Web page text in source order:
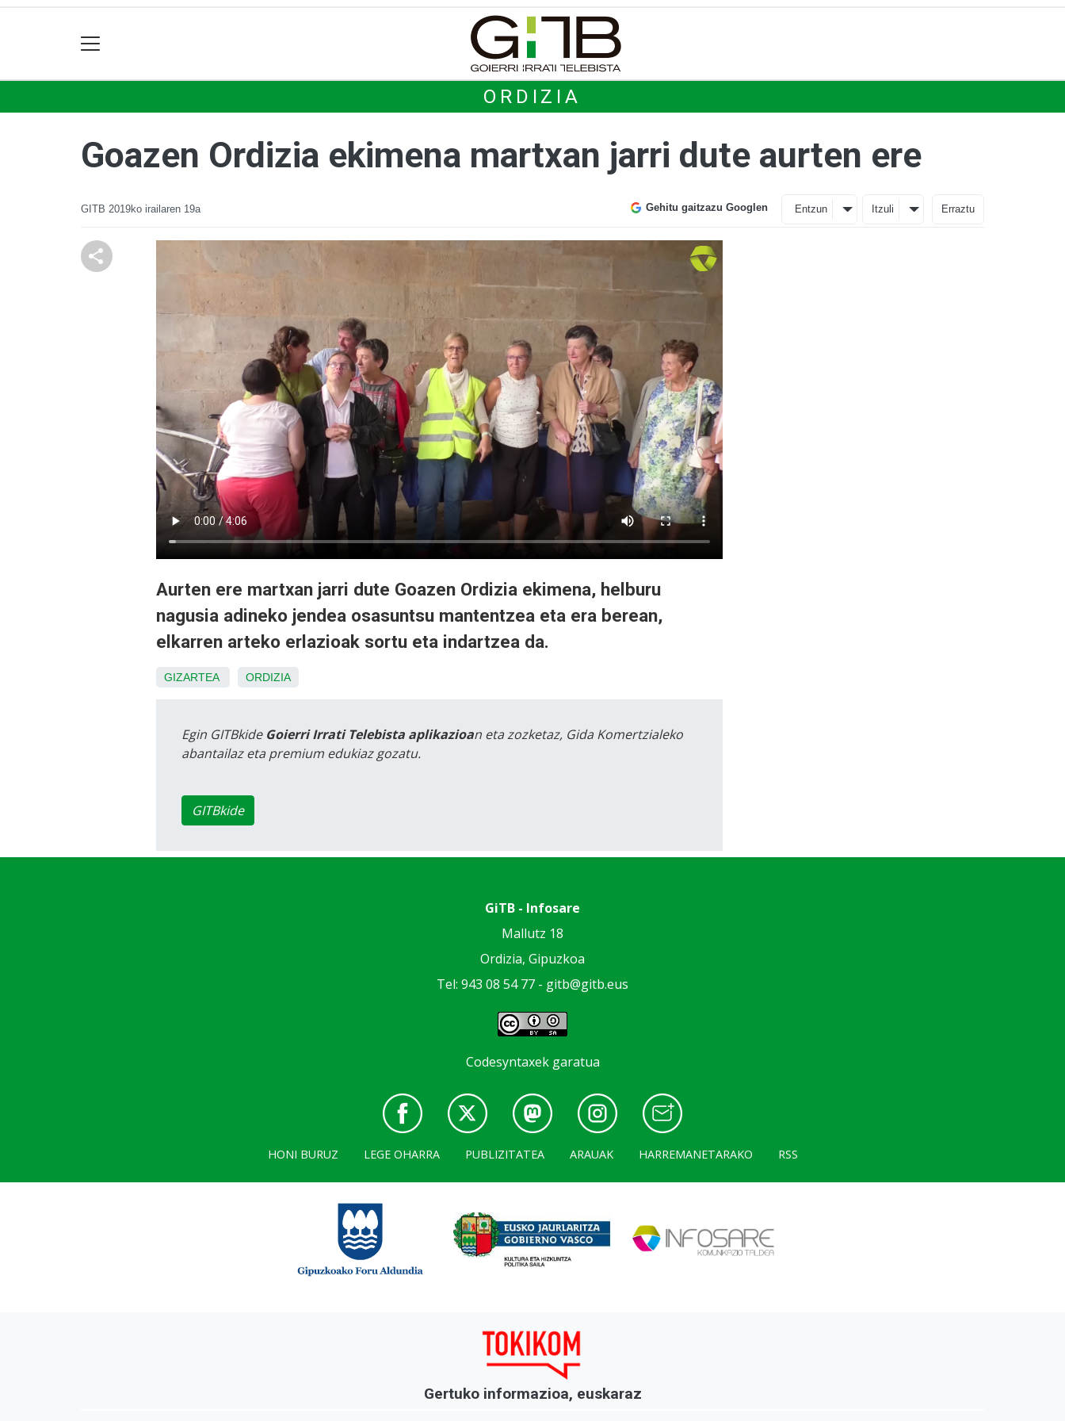
ORDIZIA
Goazen Ordizia ekimena martxan jarri dute aurten ere
GITB 2019ko irailaren 19a Gehitu gaitzazu Googlen Entzun Itzuli Erraztu
Aurten ere martxan jarri dute Goazen Ordizia ekimena, helburu
nagusia adineko jendea osasuntsu mantentzea eta era berean,
elkarren arteko erlazioak sortu eta indartzea da.
GIZARTEA ORDIZIA
Egin GITBkide Goierri Irrati Telebista aplikazioan eta zozketaz, Gida Komertzialeko
abantailaz eta premium edukiaz gozatu.
GITBkide
GiTB - Infosare
Mallutz 18
Ordizia, Gipuzkoa
Tel: 943 08 54 77 - gitb@gitb.eus
Codesyntaxek garatua
HONI BURUZ LEGE OHARRA PUBLIZITATEA ARAUAK HARREMANETARAKO RSS
Gertuko informazioa, euskaraz